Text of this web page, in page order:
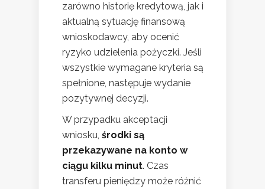
zarówno historię kredytową, jak i
aktualną sytuację finansową
wnioskodawcy, aby ocenić
ryzyko udzielenia pożyczki. Jeśli
wszystkie wymagane kryteria są
spełnione, następuje wydanie
pozytywnej decyzji.
W przypadku akceptacji
wniosku, środki są
przekazywane na konto w
ciągu kilku minut. Czas
transferu pieniędzy może różnić